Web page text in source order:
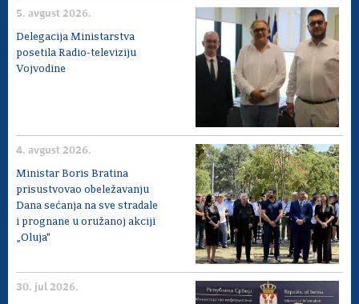
5. avgust 2026.
Delegacija Ministarstva
posetila Radio-televiziju
Vojvodine
4. avgust 2026.
Ministar Boris Bratina
prisustvovao obeležavanju
Dana sećanja na sve stradale
i prognane u oružanoj akciji
„Oluja"
30. jul 2026.